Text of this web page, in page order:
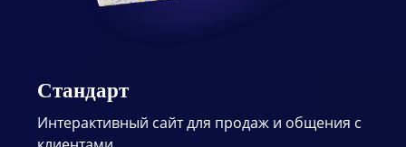
Стандарт
Интерактивный сайт для продаж и общения с